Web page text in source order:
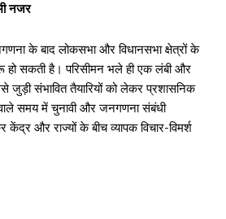
नजर
के बाद लोकसभा और विधानसभा क्षेत्रों के
हो सकती है। परिसीमन भले ही एक लंबी और
संभावित तैयारियों को लेकर प्रशासनिक
समय में चुनावी और जनगणना संबंधी
और राज्यों के बीच व्यापक विचार-विमर्श